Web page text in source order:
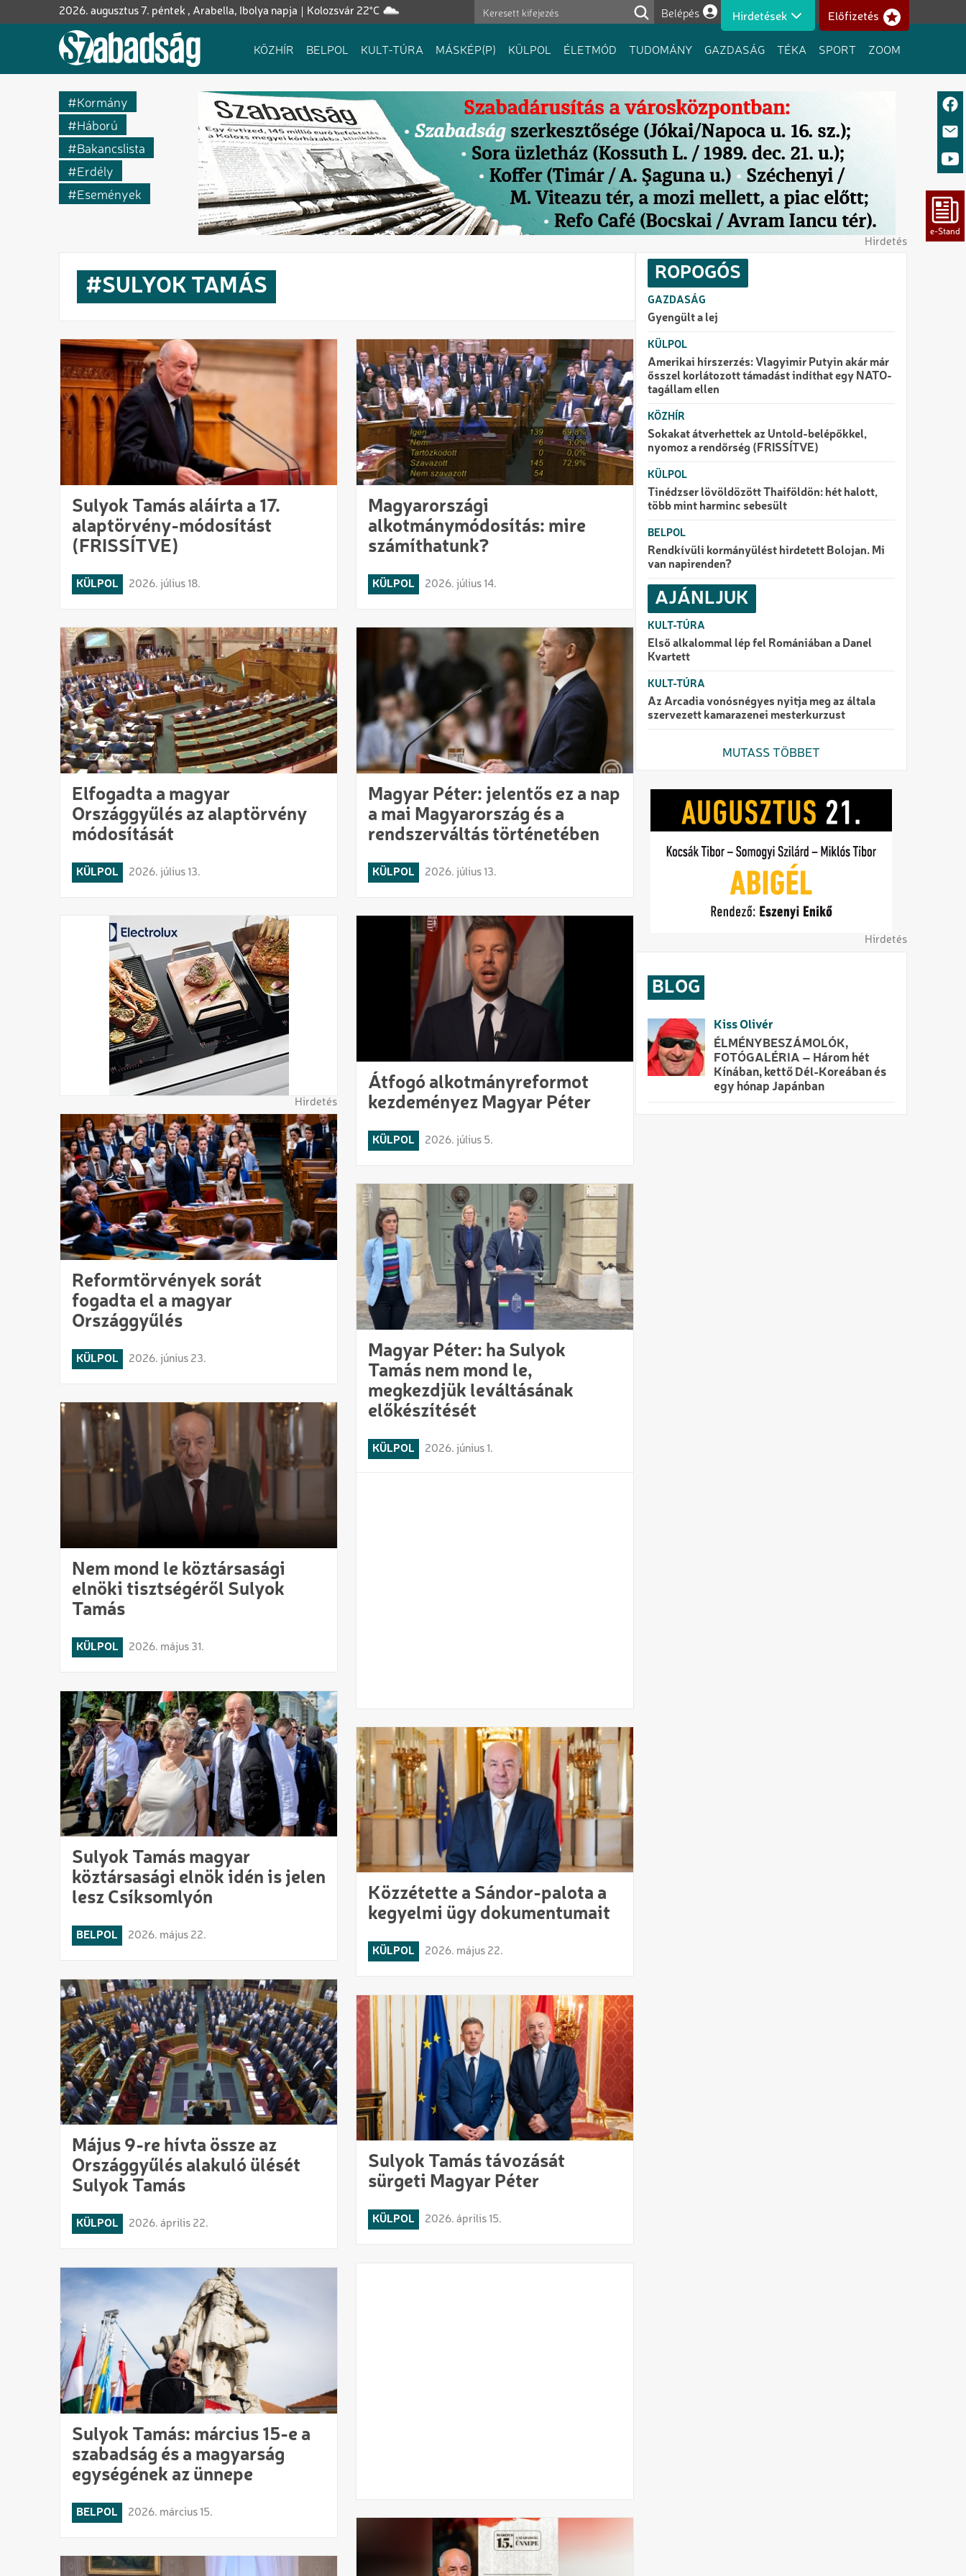
a
Kolozsvár 22°C
2026. augusztus 7. péntek , Arabella, Ibolya napja
Felhasználói fiók menüje
Belépés Hirdetések Előfizetés
Fő
KÖZHÍR BELPOL KULT-TÚRA MÁSKÉP(P) KÜLPOL ÉLETMÓD TUDOMÁNY GAZDASÁG TÉKA SPORT ZOOM
Kormány
Háború
Bakancslista
Erdély
Események
Hirdetés
SULYOK TAMÁS
Sulyok Tamás aláírta a 17.
alaptörvény-módosítást
(FRISSÍTVE)
KÜLPOL 2026. július 18.
Magyarországi
alkotmánymódosítás: mire
számíthatunk?
KÜLPOL 2026. július 14.
Elfogadta a magyar
Országgyűlés az alaptörvény
módosítását
KÜLPOL 2026. július 13.
Magyar Péter: jelentős ez a nap
a mai Magyarország és a
rendszerváltás történetében
KÜLPOL 2026. július 13.
Hirdetés
Átfogó alkotmányreformot
kezdeményez Magyar Péter
KÜLPOL 2026. július 5.
Reformtörvények sorát
fogadta el a magyar
Országgyűlés
KÜLPOL 2026. június 23.
Magyar Péter: ha Sulyok
Tamás nem mond le,
megkezdjük leváltásának
előkészítését
KÜLPOL 2026. június 1.
Nem mond le köztársasági
elnöki tisztségéről Sulyok
Tamás
KÜLPOL 2026. május 31.
Sulyok Tamás magyar
köztársasági elnök idén is jelen
lesz Csíksomlyón
BELPOL 2026. május 22.
Közzétette a Sándor-palota a
kegyelmi ügy dokumentumait
KÜLPOL 2026. május 22.
Május 9-re hívta össze az
Országgyűlés alakuló ülését
Sulyok Tamás
KÜLPOL 2026. április 22.
Sulyok Tamás távozását
sürgeti Magyar Péter
KÜLPOL 2026. április 15.
Sulyok Tamás: március 15-e a
szabadság és a magyarság
egységének az ünnepe
BELPOL 2026. március 15.
ROPOGÓS
GAZDASÁG
Gyengült a lej
KÜLPOL
Amerikai hírszerzés: Vlagyimir Putyin akár már
ősszel korlátozott támadást indíthat egy NATO-
tagállam ellen
KÖZHÍR
Sokakat átverhettek az Untold-belépőkkel,
nyomoz a rendőrség (FRISSÍTVE)
KÜLPOL
Tinédzser lövöldözött Thaiföldön: hét halott,
több mint harminc sebesült
BELPOL
Rendkívüli kormányülést hirdetett Bolojan. Mi
van napirenden?
AJÁNLJUK
KULT-TÚRA
Első alkalommal lép fel Romániában a Danel
Kvartett
KULT-TÚRA
Az Arcadia vonósnégyes nyitja meg az általa
szervezett kamarazenei mesterkurzust
MUTASS TÖBBET
Hirdetés
BLOG
Kiss Olivér
ÉLMÉNYBESZÁMOLÓK,
FOTÓGALÉRIA – Három hét
Kínában, kettő Dél-Koreában és
egy hónap Japánban